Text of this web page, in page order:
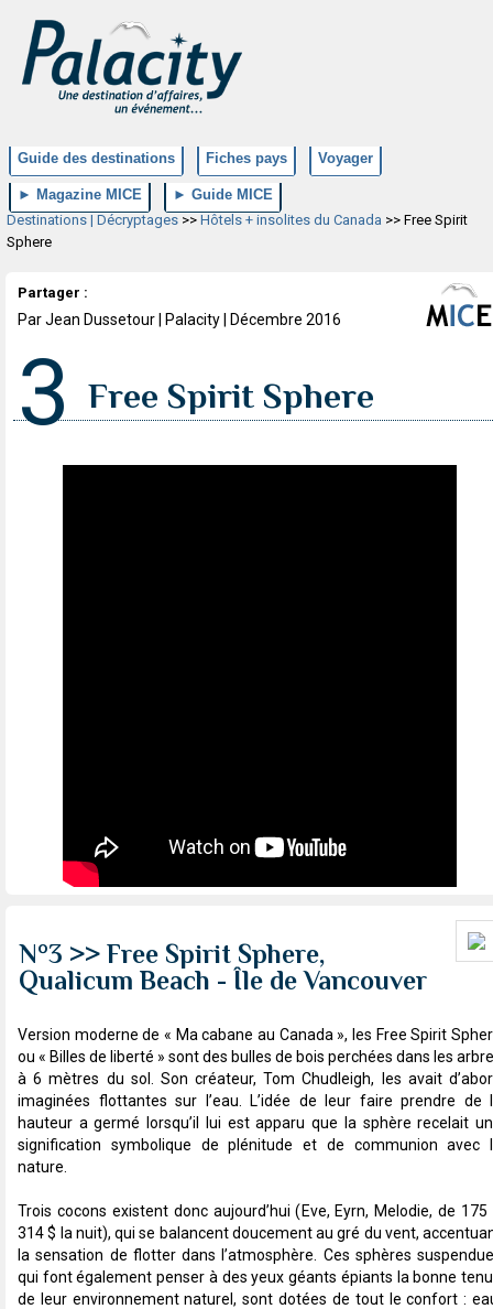
Guide des destinations Fiches pays Voyager
► Magazine MICE
► Guide MICE
Destinations | Décryptages >> Hôtels + insolites du Canada >> Free Spirit
Sphere
Partager :
Par Jean Dussetour | Palacity | Décembre 2016
3 Free Spirit Sphere
N°3 >> Free Spirit Sphere,
Qualicum Beach - Île de Vancouver
Version moderne de « Ma cabane au Canada », les Free Spirit
ou « Billes de liberté » sont des bulles de bois perchées dans les
à 6 mètres du sol. Son créateur, Tom Chudleigh, les avait
imaginées flottantes sur l’eau. L’idée de leur faire prendre de
hauteur a germé lorsqu’il lui est apparu que la sphère recelait
signification symbolique de plénitude et de communion avec
nature.
Trois cocons existent donc aujourd’hui (Eve, Eyrn, Melodie, de 175
314 $ la nuit), qui se balancent doucement au gré du vent,
la sensation de flotter dans l’atmosphère. Ces sphères
qui font également penser à des yeux géants épiants la bonne
de leur environnement naturel, sont dotées de tout le confort :